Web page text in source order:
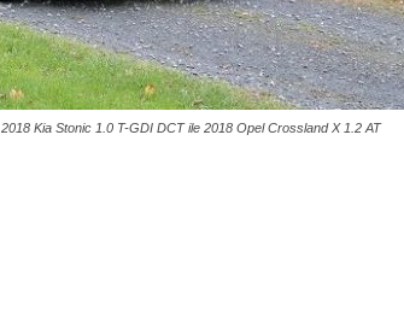
2018 Kia Stonic 1.0 T-GDI DCT ile 2018 Opel Crossland X 1.2 AT